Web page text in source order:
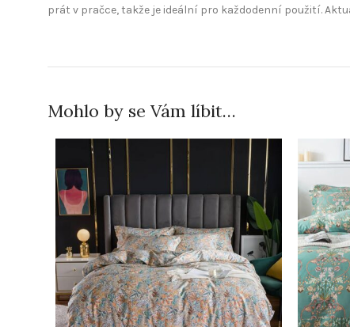
prát v pračce, takže je ideální pro každodenní použití.
Mohlo by se Vám líbit…